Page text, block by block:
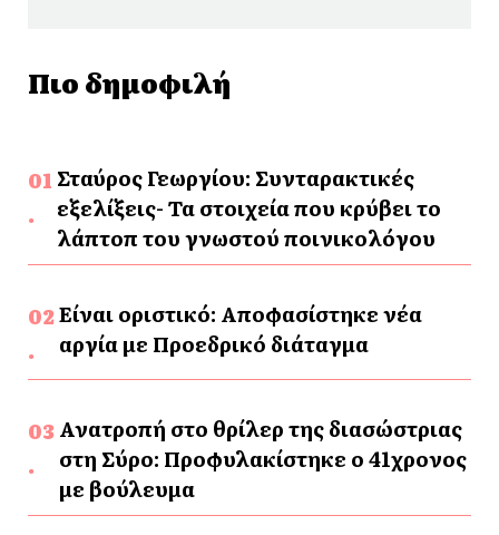
Πιο δημοφιλή
Σταύρος Γεωργίου: Συνταρακτικές
εξελίξεις- Τα στοιχεία που κρύβει το
λάπτοπ του γνωστού ποινικολόγου
Είναι οριστικό: Αποφασίστηκε νέα
αργία με Προεδρικό διάταγμα
Ανατροπή στο θρίλερ της διασώστριας
στη Σύρο: Προφυλακίστηκε ο 41χρονος
με βούλευμα